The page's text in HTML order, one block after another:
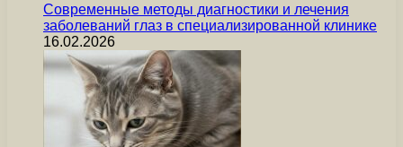
Современные методы диагностики и лечения
заболеваний глаз в специализированной клинике
16.02.2026